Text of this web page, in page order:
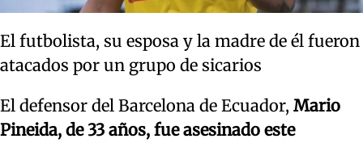
El futbolista, su esposa y la madre de él fueron
atacados por un grupo de sicarios
El defensor del Barcelona de Ecuador, Mario
Pineida, de 33 años, fue asesinado este